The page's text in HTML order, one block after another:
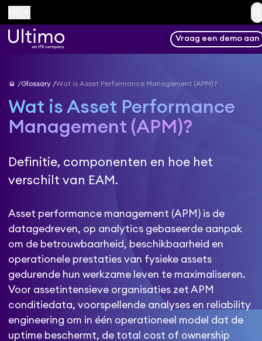
Vraag een demo aan
home Glossary Wat is Asset Performance Management (APM)?
Wat is Asset Performance
Management (APM)?
Definitie, componenten en hoe het
verschilt van EAM.
Asset performance management (APM) is de
datagedreven, op analytics gebaseerde aanpak
om de betrouwbaarheid, beschikbaarheid en
operationele prestaties van fysieke assets
gedurende hun werkzame leven te maximaliseren.
Voor assetintensieve organisaties zet APM
conditiedata, voorspellende analyses en reliability
engineering om in één operationeel model dat de
uptime beschermt, de total cost of ownership